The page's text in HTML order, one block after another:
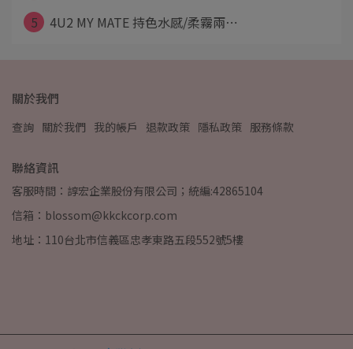
5
4U2 MY MATE 持色水感/柔霧兩⋯
關於我們
查詢 關於我們 我的帳戶 退款政策 隱私政策 服務條款
聯絡資訊
客服時間：諄宏企業股份有限公司；統編:42865104
信箱：blossom@kkckcorp.com
地址：110台北市信義區忠孝東路五段552號5樓